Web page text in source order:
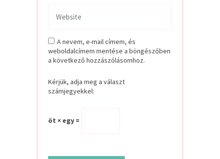
A nevem, e-mail címem, és
weboldalcímem mentése a böngészőben
a következő hozzászólásomhoz.
Kérjük, adja meg a választ
számjegyekkel:
öt × egy =